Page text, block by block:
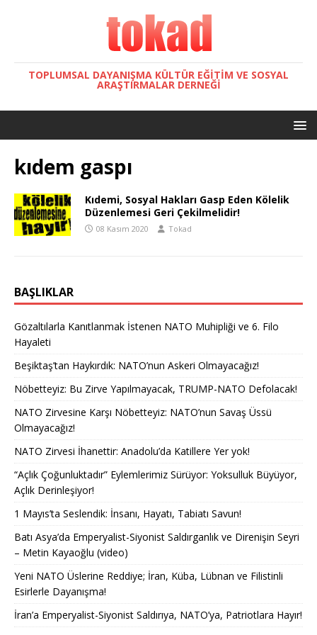
TOPLUMSAL DAYANIŞMA KÜLTÜR EĞITIM VE SOSYAL
ARAŞTIRMALAR DERNEĞI
kıdem gaspı
Kıdemi, Sosyal Hakları Gasp Eden Kölelik
Düzenlemesi Geri Çekilmelidir!
08 Kasım 2020 Tokad
BAŞLIKLAR
Gözaltılarla Kanıtlanmak İstenen NATO Muhipliği ve 6. Filo
Hayaleti
Beşiktaş’tan Haykırdık: NATO’nun Askeri Olmayacağız!
Nöbetteyiz: Bu Zirve Yapılmayacak, TRUMP-NATO Defolacak!
NATO Zirvesine Karşı Nöbetteyiz: NATO’nun Savaş Üssü
Olmayacağız!
NATO Zirvesi İhanettir: Anadolu’da Katillere Yer yok!
“Açlık Çoğunluktadır” Eylemlerimiz Sürüyor: Yoksulluk Büyüyor,
Açlık Derinleşiyor!
1 Mayıs’ta Seslendik: İnsanı, Hayatı, Tabiatı Savun!
Batı Asya’da Emperyalist-Siyonist Saldırganlık ve Direnişin Seyri
– Metin Kayaoğlu (video)
Yeni NATO Üslerine Reddiye; İran, Küba, Lübnan ve Filistinli
Esirlerle Dayanışma!
İran’a Emperyalist-Siyonist Saldırıya, NATO’ya, Patriotlara Hayır!